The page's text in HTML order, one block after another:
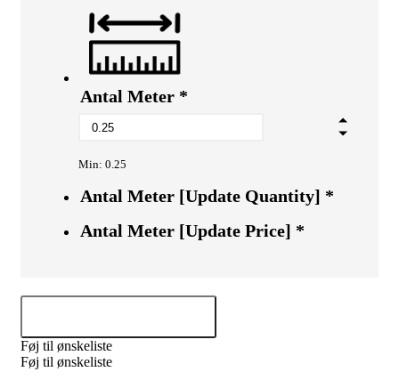
Antal Meter *
Min: 0.25
Antal Meter [Update Quantity] *
Antal Meter [Update Price] *
Føj til ønskeliste
Føj til ønskeliste